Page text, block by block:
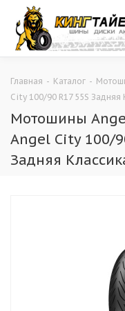
Главная - Каталог -
City 100/90 R17 55S Задняя
Мотошины
Angel City 100/
Задняя